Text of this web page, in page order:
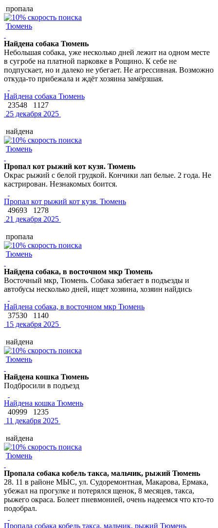
пропала
Тюмень
Найдена собака Тюмень
Небольшая собака, уже несколько дней лежит на одном месте
в сугробе на платной парковке в Рощино. К себе не
подпускает, но и далеко не убегает. Не агрессивная. Возможно
откуда-то прибежала и ждёт хозяина замёрзшая.
Найдена собака Тюмень
23548
1127
25 декабря 2025
найдена
Тюмень
Пропал кот рыжий кот кузя. Тюмень
Окрас рыжий с белой грудкой. Кончики лап белые. 2 года. Не
кастрирован. Незнакомых боится.
Пропал кот рыжий кот кузя. Тюмень
49693
1278
21 декабря 2025
пропала
Тюмень
Найдена собака, в восточном мкр Тюмень
Восточный мкр, Тюмень. Собака забегает в подъезды и
автобусы несколько дней, ищет хозяина, хозяин найдись
Найдена собака, в восточном мкр Тюмень
37530
1140
15 декабря 2025
найдена
Тюмень
Найдена кошка Тюмень
Подбросили в подъезд
Найдена кошка Тюмень
40999
1235
11 декабря 2025
найдена
Тюмень
Пропала собака кобель такса, мальчик, рыжий Тюмень
28. 11 в районе МЫС, ул. Судоремонтная, Макарова, Ермака,
убежал на прогулке и потерялся щенок, 8 месяцев, такса,
рыжего окраса. Болеет пневмонией, очень надеемся что кто-то
подобрал.
Пропала собака кобель такса, мальчик, рыжий Тюмень